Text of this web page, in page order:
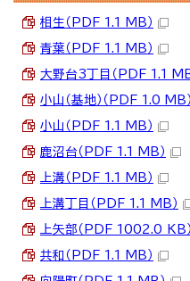
相生（PDF 1.1 MB）
青葉（PDF 1.1 MB）
大野台3丁目（PDF 1.1 MB
小山（基地）（PDF 1.0 MB）
小山（PDF 1.1 MB）
鹿沼台（PDF 1.1 MB）
上溝（PDF 1.1 MB）
上溝丁目（PDF 1.1 MB）
上矢部（PDF 1002.0 KB）
共和（PDF 1.1 MB）